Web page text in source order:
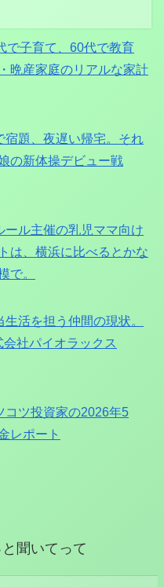
で子育て、60代で教育
晩産家庭のリアルな家計
宿題、夜遅い帰宅。それ
の新体操デビュー戦
ール主催の乳児ママ向け
は、横浜に比べるとかな
で。
生活を担う仲間の現状。
会社パイオラックス
コツ投資家の2026年5
レポート
聞いてって